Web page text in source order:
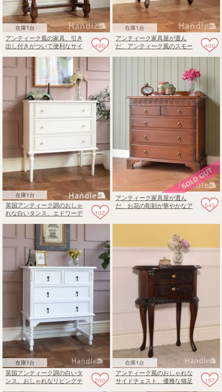
在庫1台
490
アンティーク風の家具、引き
出し付きがついて便利なサイ
在庫1台
400
アンティーク家具屋が選ん
だ、アンティーク風のスモー
在庫1台
102
英国アンティーク調のおしゃ
れな白いタンス、エドワーデ
543
アンティーク家具屋が選ん
だ、お花の彫刻が華やかなア
在庫1台
200
英国アンティーク調の白いタ
ンス、おしゃれなリビングチ
在庫1台
157
アンティーク風のおしゃれな
サイドチェスト、優雅な猫足